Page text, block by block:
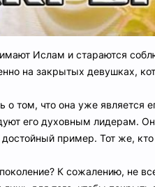
Ислам и стараются
на закрытых девушках,
том, что она уже является
его духовным лидерам.
пример. Тот же,
К сожалению, не